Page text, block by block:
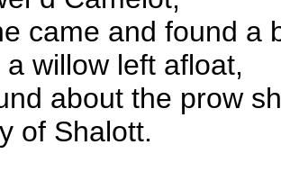
came and found a
willow left afloat,
about the prow
of Shalott.